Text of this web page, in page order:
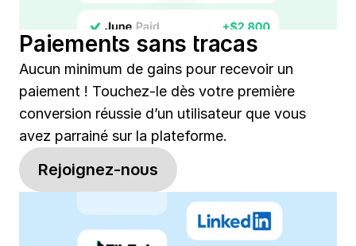
Paiements sans tracas
Aucun minimum de gains pour recevoir un
paiement ! Touchez-le dès votre première
conversion réussie d’un utilisateur que vous
avez parrainé sur la plateforme.
Rejoignez-nous